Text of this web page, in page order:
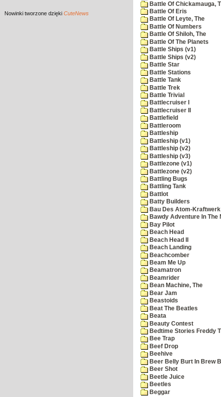
Nowinki tworzone dzięki CuteNews
Battle Of Chickamauga,
Battle Of Eris
Battle Of Leyte, The
Battle Of Numbers
Battle Of Shiloh, The
Battle Of The Planets
Battle Ships (v1)
Battle Ships (v2)
Battle Star
Battle Stations
Battle Tank
Battle Trek
Battle Trivial
Battlecruiser I
Battlecruiser II
Battlefield
Battleroom
Battleship
Battleship (v1)
Battleship (v2)
Battleship (v3)
Battlezone (v1)
Battlezone (v2)
Battling Bugs
Battling Tank
Battlot
Batty Builders
Bau Des Atom-Kraftwerk
Bawdy Adventure In The
Bay Pilot
Beach Head
Beach Head II
Beach Landing
Beachcomber
Beam Me Up
Beamatron
Beamrider
Bean Machine, The
Bear Jam
Beastoids
Beat The Beatles
Beata
Beauty Contest
Bedtime Stories Freddy
Bee Trap
Beef Drop
Beehive
Beer Belly Burt In Brew
Beer Shot
Beetle Juice
Beetles
Beggar